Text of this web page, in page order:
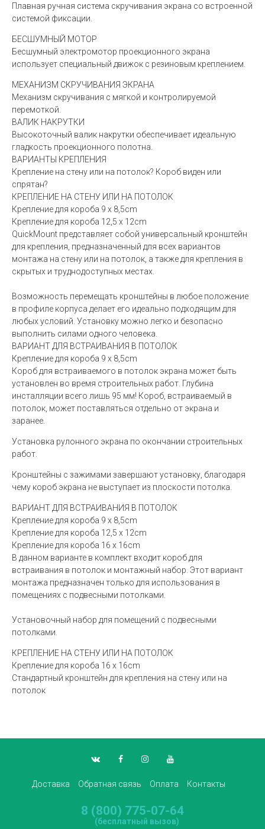
Плавная ручная система скручивания экрана со встроенной
системой фиксации.
БЕСШУМНЫЙ МОТОР
Бесшумный электромотор проекционного экрана
использует специальный движок с резиновым креплением.
МЕХАНИЗМ СКРУЧИВАНИЯ ЭКРАНА
Механизм скручивания с мягкой и контролируемой
перемоткой.
ВАЛИК НАКРУТКИ
Высокоточный валик накрутки обеспечивает идеальную
гладкость проекционного полотна.
ВАРИАНТЫ КРЕПЛЕНИЯ
Крепление на стену или на потолок? Короб виден или
спрятан?
КРЕПЛЕНИЕ НА СТЕНУ ИЛИ НА ПОТОЛОК
Крепление для короба 9 x 8,5cm
Крепление для короба 12,5 x 12cm
QuickMount представляет собой универсальный кронштейн
для крепления, предназначенный для всех вариантов
монтажа на стену или на потолок, а также для крепления в
скрытых и труднодоступных местах.
Возможность перемещать кронштейны в любое положение
в профиле корпуса делает его идеально подходящим для
любых условий. Установку можно легко и безопасно
выполнить силами одного человека.
ВАРИАНТ ДЛЯ ВСТРАИВАНИЯ В ПОТОЛОК
Крепление для короба 9 x 8,5cm
Короб для встраиваемого в потолок экрана может быть
установлен во время строительных работ. Глубина
инсталляции всего лишь 95 мм! Короб, встраиваемый в
потолок, может поставляться отдельно от экрана и
заранее.
Установка рулонного экрана по окончании строительных
работ.
Кронштейны с зажимами завершают установку, благодаря
чему короб экрана не выступает из плоскости потолка.
ВАРИАНТ ДЛЯ ВСТРАИВАНИЯ В ПОТОЛОК
Крепление для короба 9 x 8,5cm
Крепление для короба 12,5 x 12cm
Крепление для короба 16 x 16cm
В данном варианте в комплект входит короб для
встраивания в потолок и монтажный набор. Этот вариант
монтажа предназначен только для использования в
помещениях с подвесными потолками.
Установочный набор для помещений с подвесными
потолками.
КРЕПЛЕНИЕ НА СТЕНУ ИЛИ НА ПОТОЛОК
Крепление для короба 16 x 16cm
Стандартный кронштейн для крепления на стену или на
потолок
Доставка Обратная связь Оплата Контакты
8 (800) 775-07-64
(бесплатный вызов)